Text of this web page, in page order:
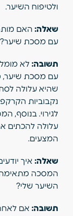
ולטיפוח השיער.
שאלה: האם
עם מסכת שיער?
תשובה: לא
עם מסכת שיער,
שהיא עלולה
נקבוביות
לגירוי. בנוסף,
עלולה להכתים
המצעים.
שאלה: איך
המסכה מתאימה
השיער שלי?
תשובה: אם